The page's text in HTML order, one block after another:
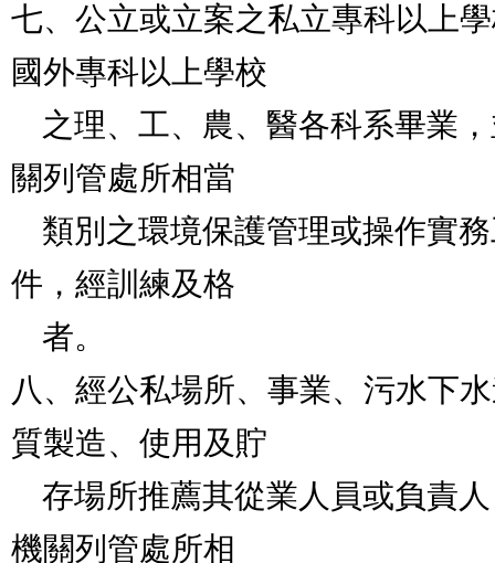
七、公立或立案之私立專科以上
國外專科以上學校
關列管處所相當
件，經訓練及格
八、經公私場所、事業、污水下
質製造、使用及貯
機關列管處所相